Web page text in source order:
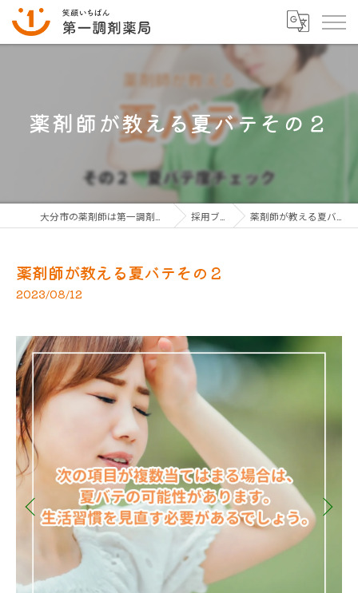
薬剤師が教える夏バテその２
採用ブログ 薬剤師が教える夏バテその２
薬剤師が教える夏バテその２
2023/08/12